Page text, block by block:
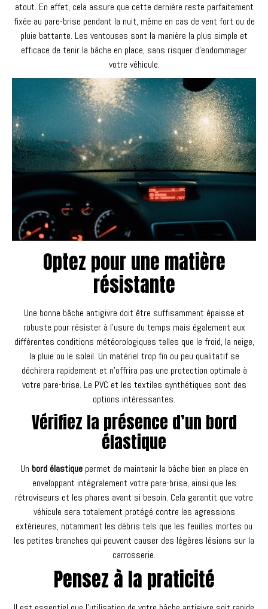
atout. En effet, cela assure que cette dernière reste parfaitement
fixée au pare-brise pendant la nuit, même en cas de vent fort ou de
pluie battante. Les ventouses sont la manière la plus simple et
efficace de tenir la bâche en place, sans risquer d’endommager
votre véhicule.
Optez pour une matière
résistante
Une bonne bâche antigivre doit être suffisamment épaisse et
robuste pour résister à l’usure du temps mais également aux
différentes conditions météorologiques telles que le froid, la neige,
la pluie ou le soleil. Un matériel trop fin ou peu qualitatif se
déchirera rapidement et n’offrira pas une protection optimale à
votre pare-brise. Le PVC et les textiles synthétiques sont des
options intéressantes.
Vérifiez la présence d’un bord
élastique
Un bord élastiquepermet de maintenir la bâche bien en place en
enveloppant intégralement votre pare-brise, ainsi que les
rétroviseurs et les phares avant si besoin. Cela garantit que votre
véhicule sera totalement protégé contre les agressions
extérieures, notamment les débris tels que les feuilles mortes ou
les petites branches qui peuvent causer des légères lésions sur la
carrosserie.
Pensez à la praticité